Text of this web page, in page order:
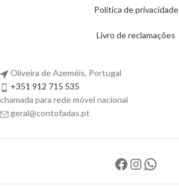
Política de privacidade
Livro de reclamações
Oliveira de Azeméis, Portugal
+351 912 715 535
chamada para rede móvel nacional
geral@contofadas.pt